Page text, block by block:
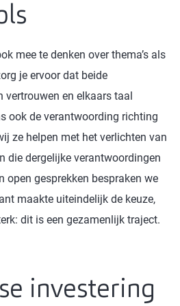
mee te denken over thema’s als
je ervoor dat beide
vertrouwen en elkaars taal
ook de verantwoording richting
ze helpen met het verlichten van
die dergelijke verantwoordingen
open gesprekken bespraken we
maakte uiteindelijk de keuze,
dit is een gezamenlijk traject.
investering